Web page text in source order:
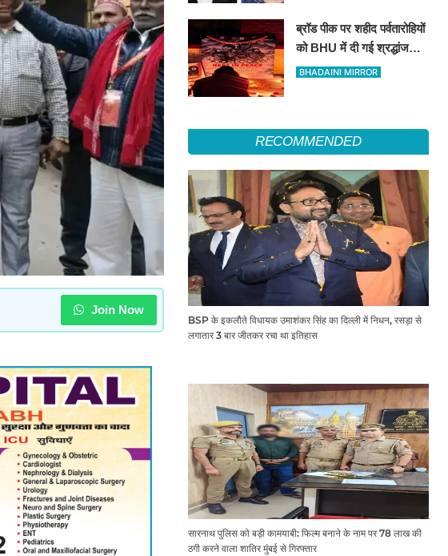
Join Now
ब्रॉड पीक पर शहीद पर्वतारोहियों
को BHU में दी गई श्रद्धांजलि:
मौन रखकर अर्पित किए पुष्प
BHADAINI MIRROR
RECOMMENDED
BSP के इकलौते विधायक उमाशंकर सिंह का दिल्ली में निधन, रसड़ा से
लगातार 3 बार जीतकर रचा था इतिहास
सारनाथ पुलिस को बड़ी कामयाबी: फिल्म बनाने के नाम पर 78 लाख की
ठगी करने वाला शातिर मुंबई से गिरफ्तार